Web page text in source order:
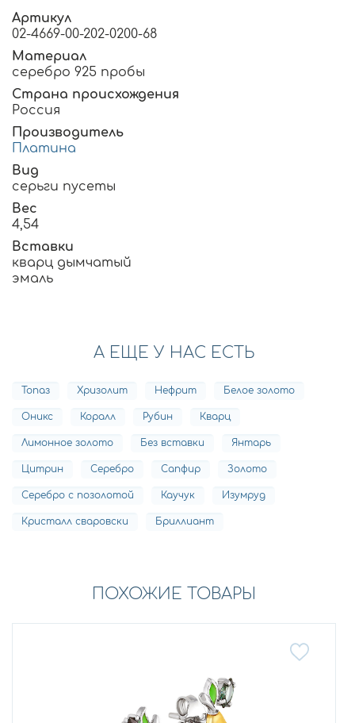
Артикул
02-4669-00-202-0200-68
Материал
серебро 925 пробы
Страна происхождения
Россия
Производитель
Платина
Вид
серьги пусеты
Вес
4,54
Вставки
кварц дымчатый
эмаль
А ЕЩЕ У НАС ЕСТЬ
Топаз Хризолит Нефрит Белое золото
Оникс Коралл Рубин Кварц
Лимонное золото Без вставки Янтарь
Цитрин Серебро Сапфир Золото
Серебро с позолотой Каучук Изумруд
Кристалл сваровски Бриллиант
ПОХОЖИЕ ТОВАРЫ